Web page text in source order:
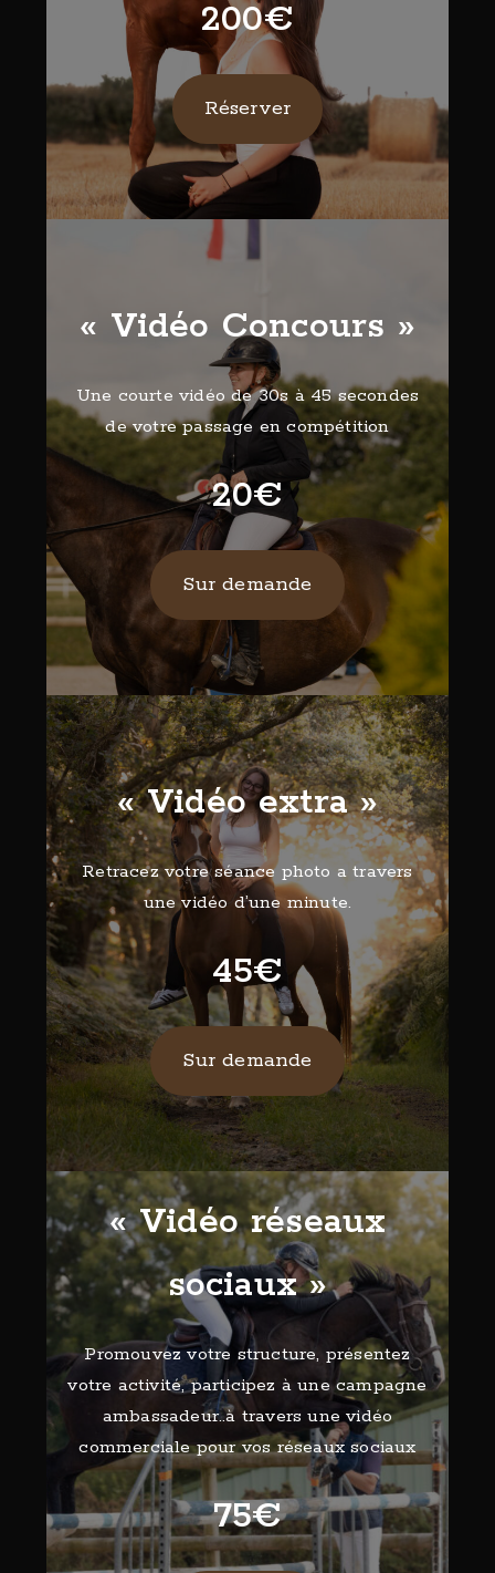
200€
Réserver
« Vidéo Concours »
Une courte vidéo de 30s à 45 secondes
de votre passage en compétition
20€
Sur demande
« Vidéo extra »
Retracez votre séance photo a travers
une vidéo d’une minute.
45€
Sur demande
« Vidéo réseaux
sociaux »
Promouvez votre structure, présentez
votre activité, participez à une campagne
ambassadeur..à travers une vidéo
commerciale pour vos réseaux sociaux
75€